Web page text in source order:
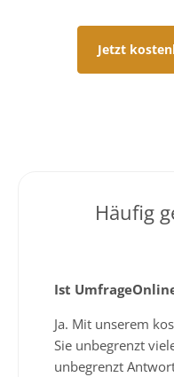
Jetzt
Häufig
Ist
Ja. Mit unserem
Sie unbegrenzt
unbegrenzt